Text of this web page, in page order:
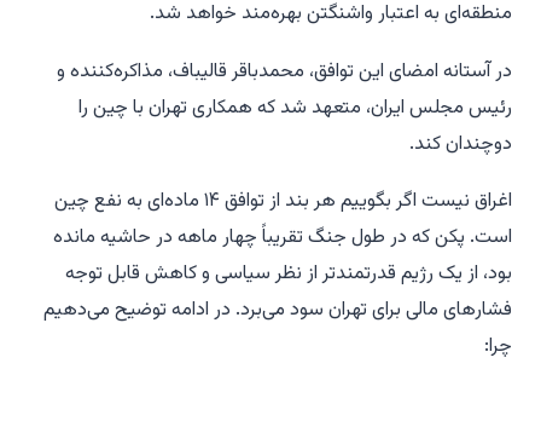
منطقه‌ای به اعتبار واشنگتن بهره‌مند خواهد شد.
در آستانه امضای این توافق، محمدباقر قالیباف، مذاکره‌کننده و
رئیس مجلس ایران، متعهد شد که همکاری تهران با چین را
دوچندان کند.
اغراق نیست اگر بگوییم هر بند از توافق ۱۴ ماده‌ای به نفع چین
است. پکن که در طول جنگ تقریباً چهار ماهه در حاشیه مانده
بود، از یک رژیم قدرتمندتر از نظر سیاسی و کاهش قابل توجه
فشارهای مالی برای تهران سود می‌برد. در ادامه توضیح می‌دهیم
چرا: